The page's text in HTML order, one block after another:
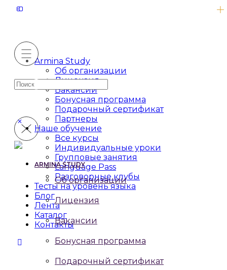
Armina Study
Об организации
Лицензия
Вакансии
Бонусная программа
Подарочный сертификат
Партнеры
Наше обучение
Все курсы
Индивидуальные уроки
Групповые занятия
Language Pass
Разговорные клубы
Тесты на уровень языка
Блог
Лента
Каталог
Контакты
Искать:
ARMINA STUDY
Об организации
Лицензия
Вакансии
Бонусная программа
Подарочный сертификат